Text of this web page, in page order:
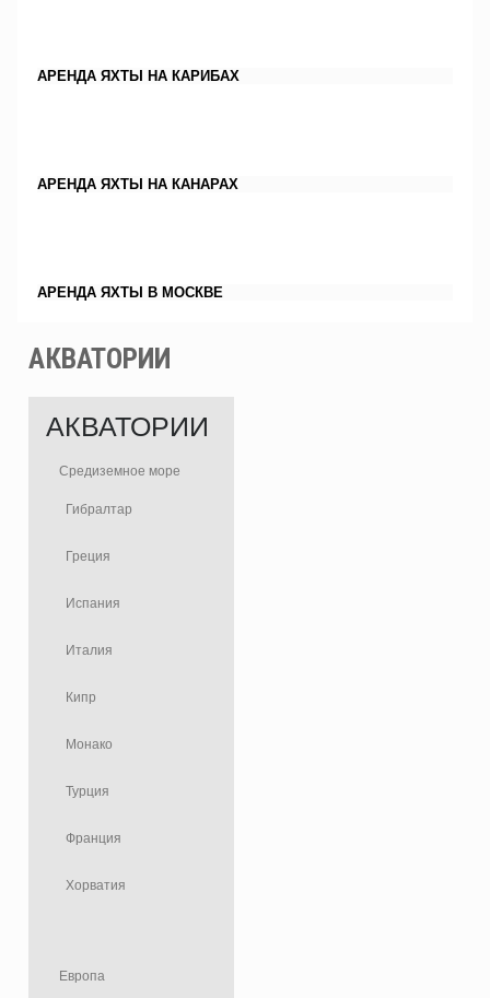
АРЕНДА ЯХТЫ НА КАРИБАХ
АРЕНДА ЯХТЫ НА КАНАРАХ
АРЕНДА ЯХТЫ В МОСКВЕ
АКВАТОРИИ
АКВАТОРИИ
Средиземное море
Гибралтар
Греция
Испания
Италия
Кипр
Монако
Турция
Франция
Хорватия
Европа